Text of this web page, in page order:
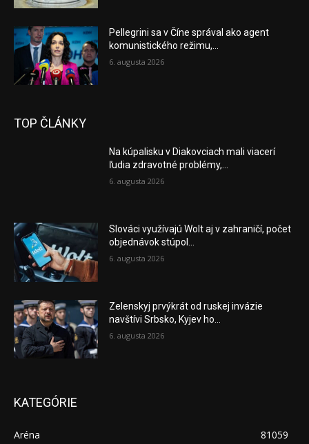
Pellegrini sa v Číne správal ako agent
komunistického režimu,...
6. augusta 2026
TOP ČLÁNKY
Na kúpalisku v Diakovciach mali viacerí
ľudia zdravotné problémy,...
6. augusta 2026
Slováci využívajú Wolt aj v zahraničí, počet
objednávok stúpol...
6. augusta 2026
Zelenskyj prvýkrát od ruskej invázie
navštívi Srbsko, Kyjev ho...
6. augusta 2026
KATEGÓRIE
Aréna
81059